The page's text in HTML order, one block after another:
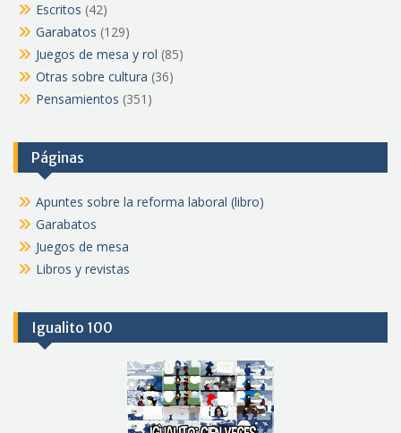
Escritos (42)
Garabatos (129)
Juegos de mesa y rol (85)
Otras sobre cultura (36)
Pensamientos (351)
Páginas
Apuntes sobre la reforma laboral (libro)
Garabatos
Juegos de mesa
Libros y revistas
Igualito 100